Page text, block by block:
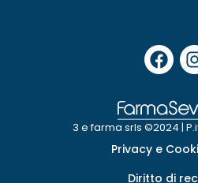
3 e farma srls ©2024 |
Privacy e
Diritto di